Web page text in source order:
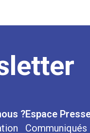
?Espace
Communiqués